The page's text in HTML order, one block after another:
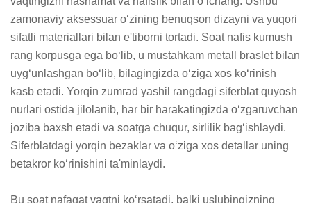
zamonaviy aksessuar o‘zining benuqson dizayni va yuqori
sifatli materiallari bilan e'tiborni tortadi. Soat nafis kumush
rang korpusga ega bo‘lib, u mustahkam metall braslet bilan
uyg‘unlashgan bo‘lib, bilagingizda o‘ziga xos ko‘rinish
kasb etadi. Yorqin zumrad yashil rangdagi siferblat quyosh
nurlari ostida jilolanib, har bir harakatingizda o‘zgaruvchan
joziba baxsh etadi va soatga chuqur, sirlilik bag‘ishlaydi.
Siferblatdagi yorqin bezaklar va o‘ziga xos detallar uning
betakror ko‘rinishini ta'minlaydi.
Bu soat nafaqat vaqtni ko‘rsatadi, balki uslubingizning